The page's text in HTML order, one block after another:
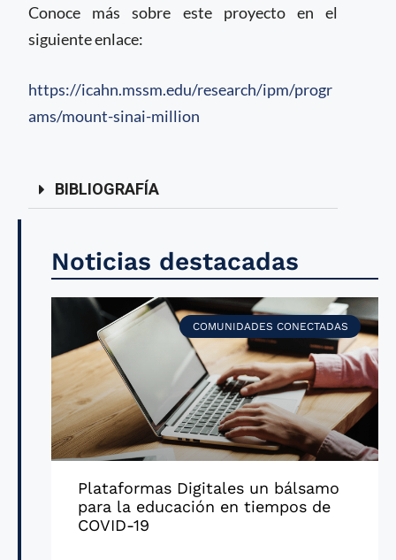
Conoce más sobre este proyecto en el
siguiente enlace:
https://icahn.mssm.edu/research/ipm/progr
ams/mount-sinai-million
BIBLIOGRAFÍA
Noticias destacadas
COMUNIDADES CONECTADAS
Plataformas Digitales un bálsamo
para la educación en tiempos de
COVID-19